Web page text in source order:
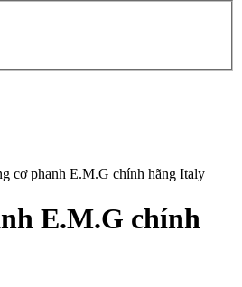
cơ phanh E.M.G chính hãng Italy
E.M.G chính